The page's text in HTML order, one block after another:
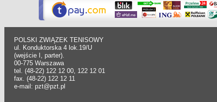
POLSKI ZWIĄZEK TENISOWY
ul. Konduktorska 4 lok.19/U
(wejście I, parter).
00-775 Warszawa
tel. (48-22) 122 12 00, 122 12 01
fax. (48-22) 122 12 11
e-mail: pzt@pzt.pl